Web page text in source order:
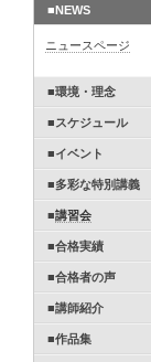
■NEWS
ニュースページ
■環境・理念
■スケジュール
■イベント
■多彩な特別講義
■講習会
■合格実績
■合格者の声
■講師紹介
■作品集